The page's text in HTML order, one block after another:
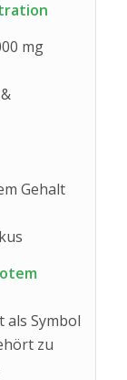
mg
Gehalt
als Symbol
zu